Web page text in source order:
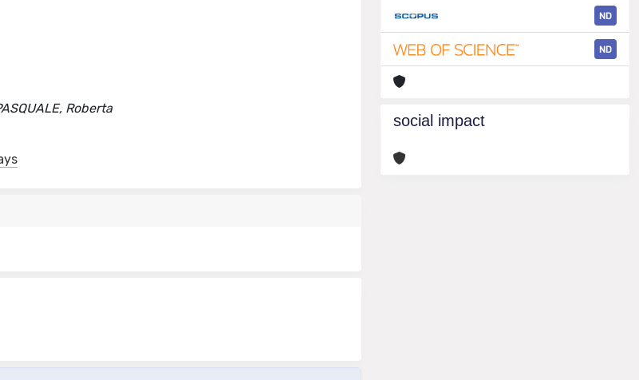
Roberta
ND
ND
social impact